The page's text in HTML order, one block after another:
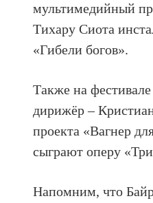
мультимедийный
Тихару Сиота
«Гибели богов».
Также на
дирижёр –
проекта «Вагнер
сыграют оперу
Напомним, что